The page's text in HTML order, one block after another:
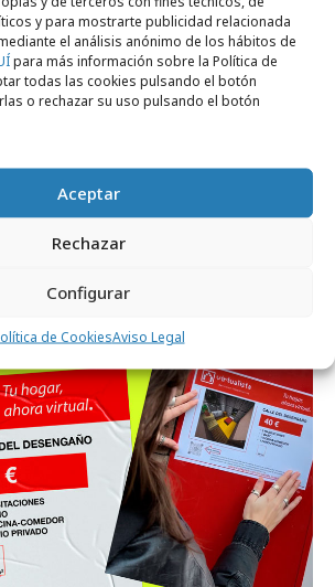
y para mostrarte publicidad relacionada
el análisis anónimo de los hábitos de
para más información sobre la Política de
todas las cookies pulsando el botón
o rechazar su uso pulsando el botón
Aceptar
Rechazar
Configurar
de CookiesAviso Legal